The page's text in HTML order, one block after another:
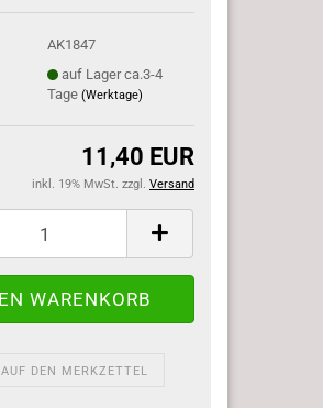
AK1847
auf Lager ca.3-4
Tage(Werktage)
11,40 EUR
inkl. 19% MwSt. zzgl. Versand
AUF DEN MERKZETTEL